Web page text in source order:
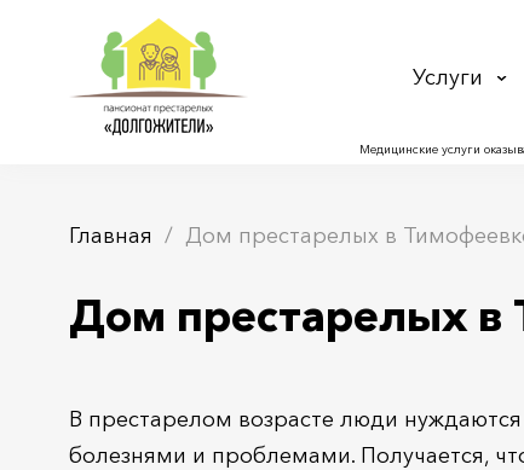
Услуги
Медицинские услуги
Главная Дом престарелых в
Дом престарелых в
В престарелом возрасте люди
болезнями и проблемами. Получается,